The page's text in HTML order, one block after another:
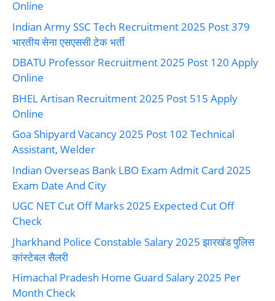
Online
Indian Army SSC Tech Recruitment 2025 Post 379
भारतीय सेना एसएससी टेक भर्ती
DBATU Professor Recruitment 2025 Post 120 Apply
Online
BHEL Artisan Recruitment 2025 Post 515 Apply
Online
Goa Shipyard Vacancy 2025 Post 102 Technical
Assistant, Welder
Indian Overseas Bank LBO Exam Admit Card 2025
Exam Date And City
UGC NET Cut Off Marks 2025 Expected Cut Off
Check
Jharkhand Police Constable Salary 2025 झारखंड पुलिस
कांस्टेबल सैलरी
Himachal Pradesh Home Guard Salary 2025 Per
Month Check